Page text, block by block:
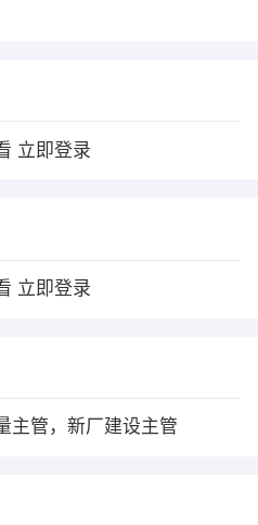
立即登录
立即登录
主管，新厂建设主管